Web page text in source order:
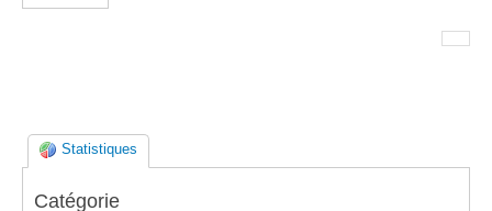
Statistiques
Catégorie